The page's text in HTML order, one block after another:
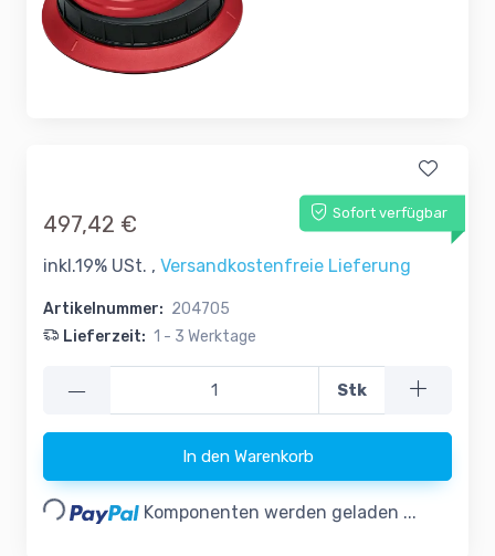
Sofort verfügbar
497,42 €
inkl.19% USt. , Versandkostenfreie Lieferung
Artikelnummer: 204705
Lieferzeit: 1 - 3 Werktage
— Stk
In den Warenkorb
Loading... Komponenten werden geladen ...